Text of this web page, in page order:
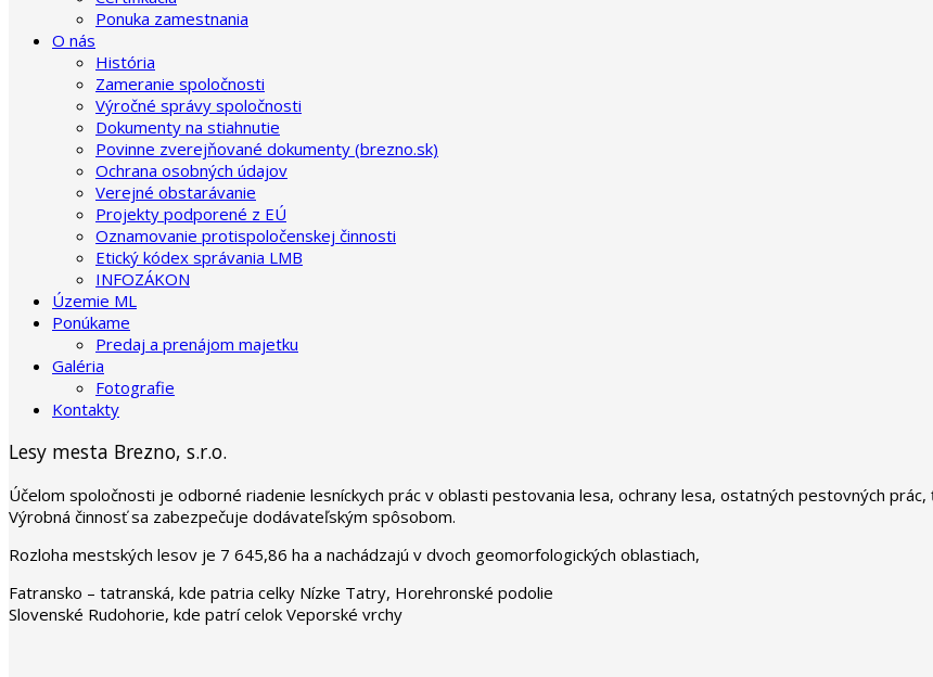
Ponuka zamestnania
O nás
História
Zameranie spoločnosti
Výročné správy spoločnosti
Dokumenty na stiahnutie
Povinne zverejňované dokumenty (brezno.sk)
Ochrana osobných údajov
Verejné obstarávanie
Projekty podporené z EÚ
Oznamovanie protispoločenskej činnosti
Etický kódex správania LMB
INFOZÁKON
Územie ML
Ponúkame
Predaj a prenájom majetku
Galéria
Fotografie
Kontakty
Lesy mesta Brezno, s.r.o.
Účelom spoločnosti je odborné riadenie lesníckych prác v oblasti pestovania lesa, ochrany lesa, ostatných pestovných
Výrobná činnosť sa zabezpečuje dodávateľským spôsobom.
Rozloha mestských lesov je 7 645,86 ha a nachádzajú v dvoch geomorfologických oblastiach,
Fatransko – tatranská, kde patria celky Nízke Tatry, Horehronské podolie
Slovenské Rudohorie, kde patrí celok Veporské vrchy